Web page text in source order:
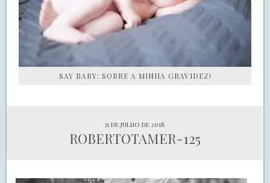
SAY BABY: SOBRE A MINHA GRAVIDEZ!
31 de julho de 2018
ROBERTOTAMER-125